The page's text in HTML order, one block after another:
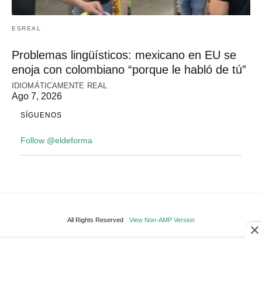
ESREAL
Problemas lingüísticos: mexicano en EU se
enoja con colombiano “porque le habló de tú”
IDIOMÁTICAMENTE REAL
Ago 7, 2026
SÍGUENOS
Follow @eldeforma
All Rights Reserved View Non-AMP Version